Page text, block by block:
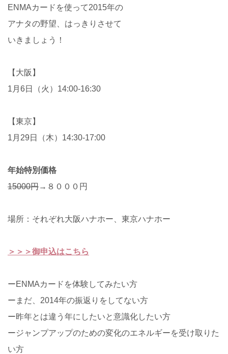
ENMAカードを使って2015年の
アナタの野望、はっきりさせて
いきましょう！
【大阪】
1月6日（火）14:00-16:30
【東京】
1月29日（木）14:30-17:00
年始特別価格
15000円→８０００円
場所：それぞれ大阪ハナホー、東京ハナホー
＞＞＞御申込はこちら
ーENMAカードを体験してみたい方
ーまだ、2014年の振返りをしてない方
ー昨年とは違う年にしたいと意識化したい方
ージャンプアップのための変化のエネルギーを受け取りた
い方